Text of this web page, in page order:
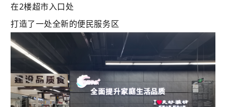
在2楼超市入口处
打造了一处全新的便民服务区